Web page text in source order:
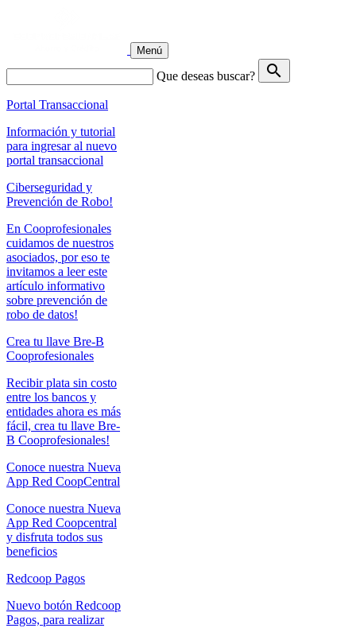
Menú
Que deseas buscar? search
Portal Transaccional
Información y tutorial
para ingresar al nuevo
portal transaccional
Ciberseguridad y
Prevención de Robo!
En Cooprofesionales
cuidamos de nuestros
asociados, por eso te
invitamos a leer este
artículo informativo
sobre prevención de
robo de datos!
Crea tu llave Bre-B
Cooprofesionales
Recibir plata sin costo
entre los bancos y
entidades ahora es más
fácil, crea tu llave Bre-
B Cooprofesionales!
Conoce nuestra Nueva
App Red CoopCentral
Conoce nuestra Nueva
App Red Coopcentral
y disfruta todos sus
beneficios
Redcoop Pagos
Nuevo botón Redcoop
Pagos, para realizar